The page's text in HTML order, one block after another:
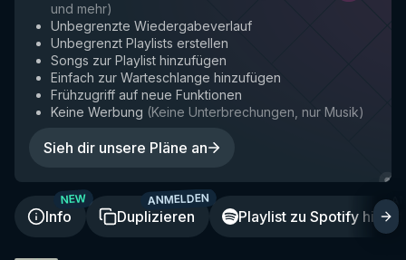
und mehr)
Unbegrenzte Wiedergabeverlauf
Unbegrenzt Playlists erstellen
Songs zur Playlist hinzufügen
Einfach zur Warteschlange hinzufügen
Frühzugriff auf neue Funktionen
Keine Werbung (Keine Unterbrechungen, nur Musik)
Sieh dir unsere Pläne an
Info
NEW
Duplizieren
ANMELDEN
Playlist zu Spotify